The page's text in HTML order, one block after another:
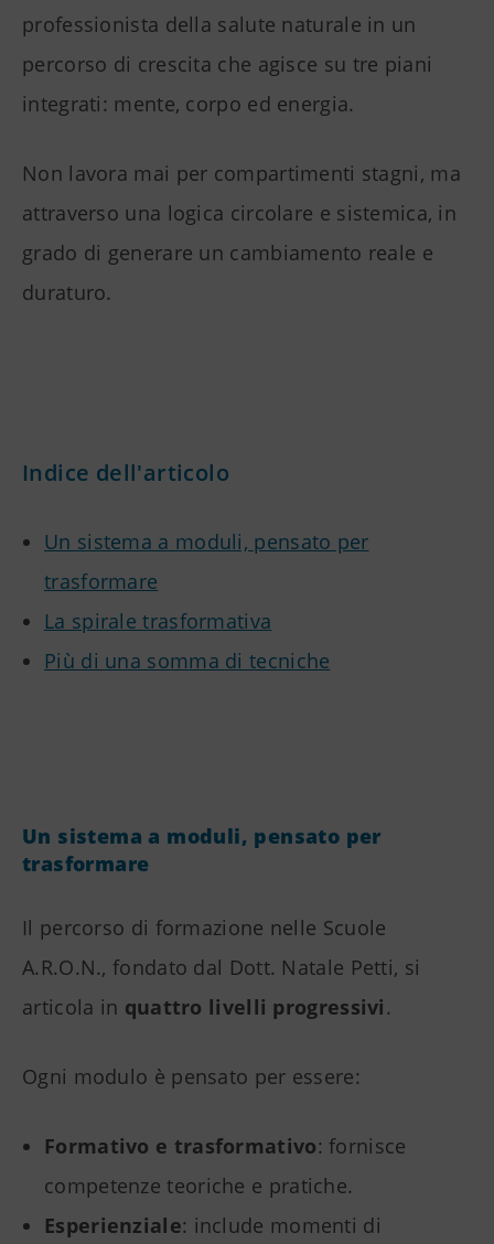
professionista della salute naturale in un
percorso di crescita che agisce su tre piani
integrati: mente, corpo ed energia.
Non lavora mai per compartimenti stagni, ma
attraverso una logica circolare e sistemica, in
grado di generare un cambiamento reale e
duraturo.
Indice dell'articolo
Un sistema a moduli, pensato per
trasformare
La spirale trasformativa
Più di una somma di tecniche
Un sistema a moduli, pensato per
trasformare
Il percorso di formazione nelle Scuole
A.R.O.N., fondato dal Dott. Natale Petti, si
articola in quattro livelli progressivi.
Ogni modulo è pensato per essere:
Formativo e trasformativo: fornisce
competenze teoriche e pratiche.
Esperienziale: include momenti di